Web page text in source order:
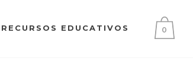
RECURSOS EDUCATIVOS 0